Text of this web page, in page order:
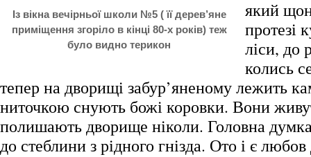
Із вікна вечірньої школи №5 ( її дерев’яне
приміщення згоріло в кінці 80-х років) теж
було видно терикон
який
протезі
ліси, до
колись
тепер на дворищі забур’яненому лежить
ниточкою снують божі коровки. Вони
полишають дворище ніколи. Головна
до стеблини з рідного гнізда. Ото і є